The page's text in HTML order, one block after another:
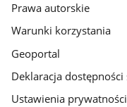
Prawa autorskie
Warunki korzystania
Geoportal
Deklaracja
Ustawienia prywatności